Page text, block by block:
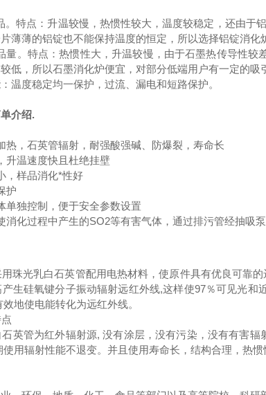
。特点：升温较慢，热惯性较大，温度较稳定，还由于
薄薄的铝锭也不能保持温度的恒定，所以选择铝锭消化
量。特点：热惯性大，升温较慢，由于石墨热传导性
低，所以石墨消化炉便宜，对部分低端用户有一定的吸
温度稳定均一保护，过流、漏电和短路保护。
介绍.
热，石英管辐射，耐强酸强碱、防爆裂，寿命长
升温速度快且杜绝挂壁
，样品消化*性好
护
单独控制，便于安全参数设置
消化过程中产生的SO2等有害气体，通过排污管经抽吸
珠光乳白石英管配用电热材料，使原件具有优良可靠
生硅氧键分子振动辐射远红外线,这样使97％可见光
地使电能转化为远红外线。
英管为红外辐射源, 没有涂层，没有污染，没有有害
用辐射性能不退变。并且使用寿命长，结构合理，热惯